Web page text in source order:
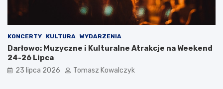
KONCERTY KULTURA WYDARZENIA
Darłowo: Muzyczne i Kulturalne Atrakcje na Weekend
24-26 Lipca
23 lipca 2026 Tomasz Kowalczyk